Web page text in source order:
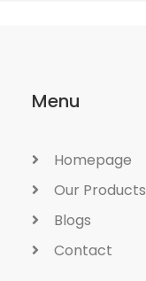
Menu
Homepage
Our Products
Blogs
Contact